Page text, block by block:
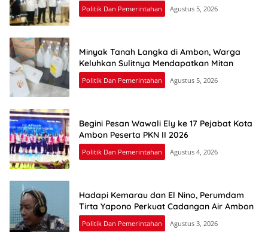
Politik Dan Pemerintahan Agustus 5, 2026
Minyak Tanah Langka di Ambon, Warga
Keluhkan Sulitnya Mendapatkan Mitan
Politik Dan Pemerintahan Agustus 5, 2026
Begini Pesan Wawali Ely ke 17 Pejabat Kota
Ambon Peserta PKN II 2026
Politik Dan Pemerintahan Agustus 4, 2026
Hadapi Kemarau dan El Nino, Perumdam
Tirta Yapono Perkuat Cadangan Air Ambon
Politik Dan Pemerintahan Agustus 3, 2026